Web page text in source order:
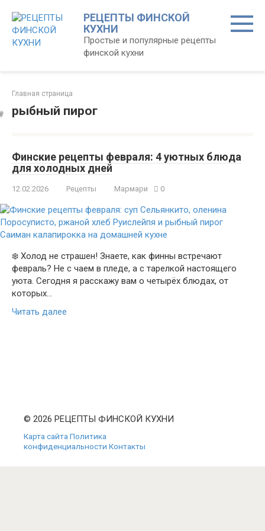
контенту
РЕЦЕПТЫ ФИНСКОЙ
КУХНИ
Простые и популярные рецепты
финской кухни
Главная страница
рыбный пирог
Финские рецепты февраля: 4 уютных блюда
для холодных дней
12.02.2026 Рецепты Мармари 0
❄️ Холод не страшен! Знаете, как финны встречают
февраль? Не с чаем в пледе, а с тарелкой настоящего
уюта. Сегодня я расскажу вам о четырёх блюдах, от
которых…
Читать далее
© 2026 РЕЦЕПТЫ ФИНСКОЙ КУХНИ
Карта сайта Политика
конфиденциальности Контакты